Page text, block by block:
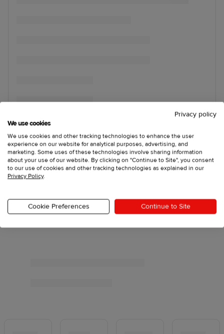
Privacy policy
We use cookies
We use cookies and other tracking technologies to enhance the user
experience on our website for analytical purposes, advertising, and
marketing. Some uses of these technologies involve sharing information
about your use of our website. By clicking on "Continue to Site", you consent
to our use of cookies and other tracking technologies as explained in our
Privacy Policy.
Cookie Preferences Continue to Site